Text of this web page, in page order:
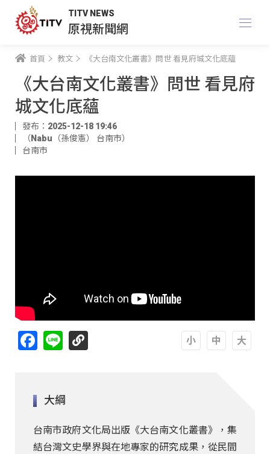
TITV NEWS
原視新聞網
首頁 教文 《大台南文化叢書》問世 看見府城文化底蘊
《大台南文化叢書》問世 看見府
城文化底蘊
發布：2025-12-18 19:46
（Nabu（孫俊憲） 台南市）
台南市
Facebook
Line
大綱
台南市政府文化局出版《大台南文化叢書》，集
結台灣文史學界與在地專家的研究成果，從民間